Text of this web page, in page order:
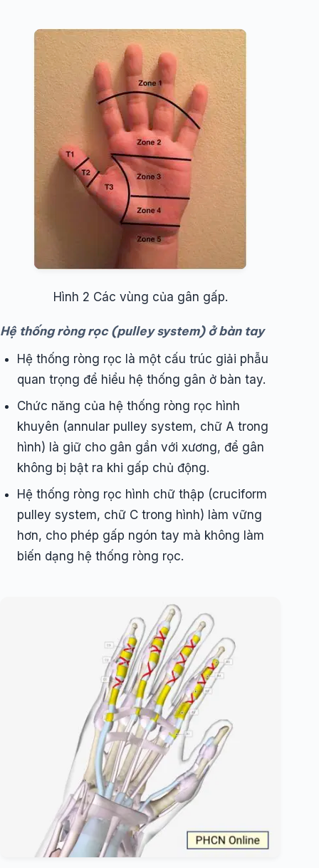
Hình 2 Các vùng của gân gấp.
Hệ thống ròng rọc (pulley system) ở bàn tay
Hệ thống ròng rọc là một cấu trúc giải phẫu
quan trọng để hiểu hệ thống gân ở bàn tay.
Chức năng của hệ thống ròng rọc hình
khuyên (annular pulley system, chữ A trong
hình) là giữ cho gân gần với xương, để gân
không bị bật ra khi gấp chủ động.
Hệ thống ròng rọc hình chữ thập (cruciform
pulley system, chữ C trong hình) làm vững
hơn, cho phép gấp ngón tay mà không làm
biến dạng hệ thống ròng rọc.